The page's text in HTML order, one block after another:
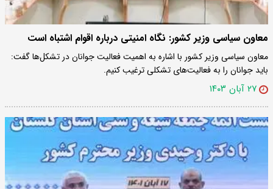
معاون سیاسی وزیر کشور: نگاه امنیتی درباره اقوام اشتباه است
معاون سیاسی وزیر کشور با اشاره به اهمیت فعالیت جوانان در تشکل‌ها گفت:
باید جوانان را به فعالیت‌های تشکلی ترغیب کنیم.
۲۷ آبان ۱۴۰۳